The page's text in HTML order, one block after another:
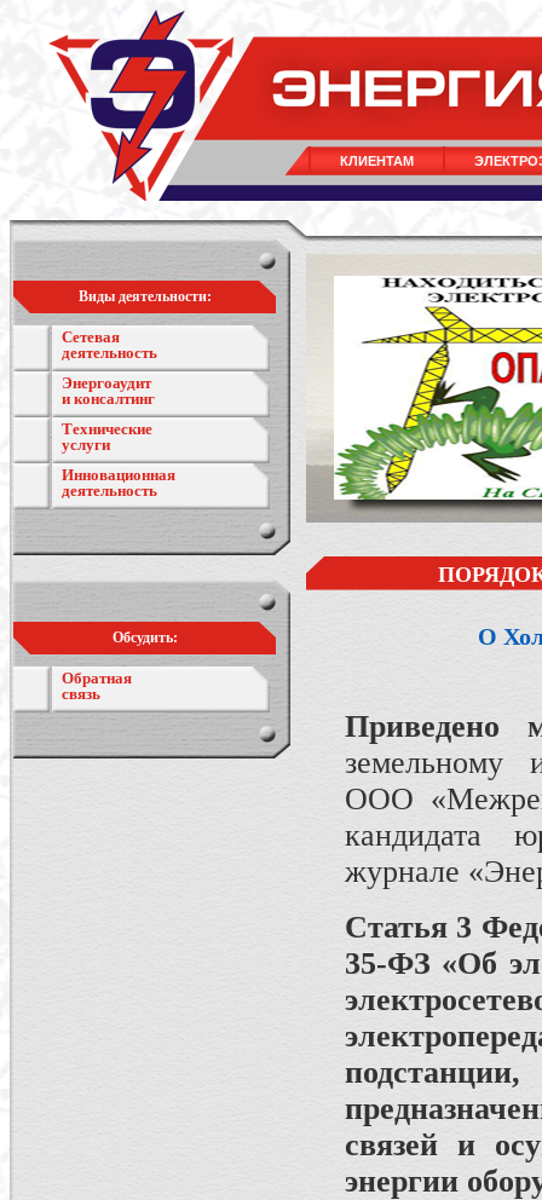
КЛИЕНТАМ
Виды деятельности:
Сетевая
деятельность
Энергоаудит
и консалтинг
Технические
услуги
Инновационная
деятельность
Обсудить:
Обратная
связь
О
Приведено
земельному
ООО
кандидата
журнале
Статья 3
35-ФЗ «Об
связей и
энергии